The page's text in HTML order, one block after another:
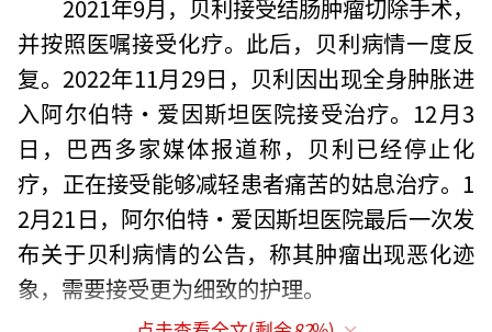
2021年9月，贝利接受结肠肿瘤切除手术，
并按照医嘱接受化疗。此后，贝利病情一度反
复。2022年11月29日，贝利因出现全身肿胀进
入阿尔伯特·爱因斯坦医院接受治疗。12月3
日，巴西多家媒体报道称，贝利已经停止化
疗，正在接受能够减轻患者痛苦的姑息治疗。1
2月21日，阿尔伯特·爱因斯坦医院最后一次发
布关于贝利病情的公告，称其肿瘤出现恶化迹
象，需要接受更为细致的护理。